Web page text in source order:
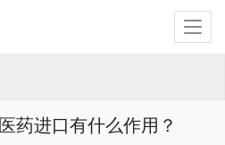
药进口有什么作用？